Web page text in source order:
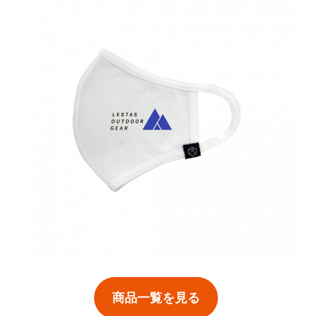
商品一覧を見る